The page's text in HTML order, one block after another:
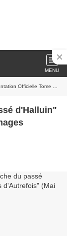
MENU
d'Autrefois" (Mai 1996).
d'Halluin"